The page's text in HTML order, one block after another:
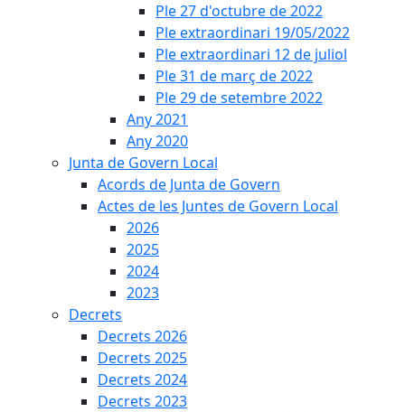
Ple 27 d'octubre de 2022
Ple extraordinari 19/05/2022
Ple extraordinari 12 de juliol
Ple 31 de març de 2022
Ple 29 de setembre 2022
Any 2021
Any 2020
Junta de Govern Local
Acords de Junta de Govern
Actes de les Juntes de Govern Local
2026
2025
2024
2023
Decrets
Decrets 2026
Decrets 2025
Decrets 2024
Decrets 2023